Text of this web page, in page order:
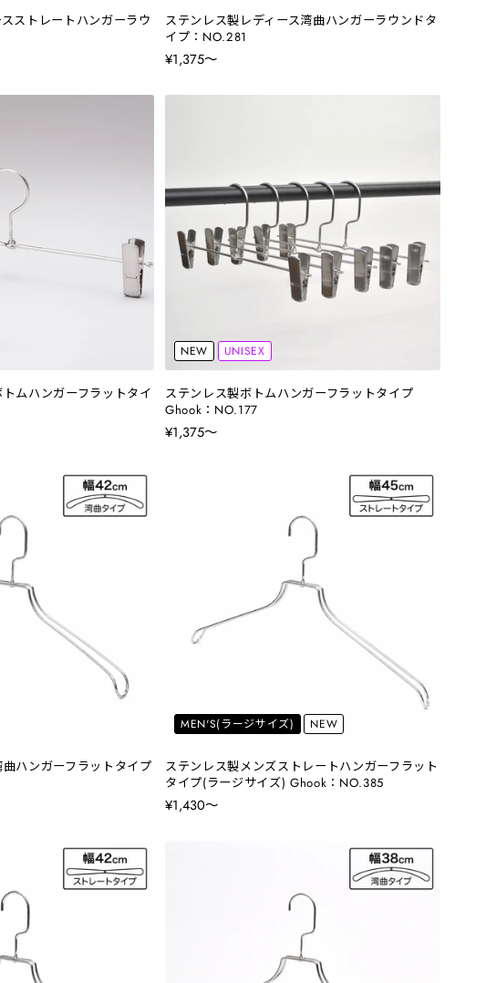
ストレートハンガーラウ
ステンレス製レディース湾曲ハンガーラウンドタ
イプ：NO.281
¥1,375〜
ムハンガーフラットタイ
NEW UNISEX
ステンレス製ボトムハンガーフラットタイプ
Ghook：NO.177
¥1,375〜
ハンガーフラットタイプ
MEN'S(ラージサイズ) NEW
ステンレス製メンズストレートハンガーフラット
タイプ(ラージサイズ) Ghook：NO.385
¥1,430〜